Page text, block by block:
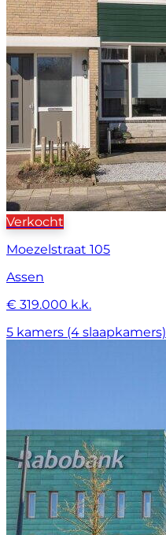
Verkocht
Moezelstraat 105
Assen
€ 319.000 k.k.
5 kamers (4 slaapkamers)